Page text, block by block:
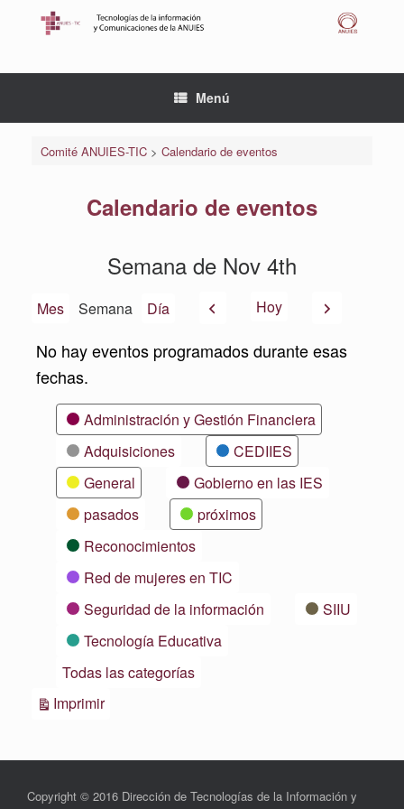
Menú
Comité ANUIES-TIC> Calendario de eventos
Calendario de eventos
Semana de Nov 4th
Mes Semana Día AnteriorHoy Siguiente
No hay eventos programados durante esas
fechas.
CategoríasAdministración y Gestión Financiera
Adquisiciones
CEDIIES
General
Gobierno en las IES
pasados
próximos
Reconocimientos
Red de mujeres en TIC
Seguridad de la información
SIIU
Tecnología Educativa
Todas las categorías
ImprimirVistas
Copyright © 2016 Dirección de Tecnologías de la Información y